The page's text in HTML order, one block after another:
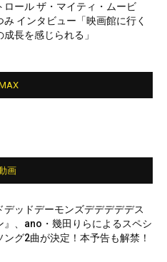
ロール ザ・マイティ・ムービ
み インタビュー「映画館に行く
長を感じられる」
画
デッドデーモンズデデデデデス
』、ano・幾田りらによるスペシ
ング2曲が決定！本予告も解禁！